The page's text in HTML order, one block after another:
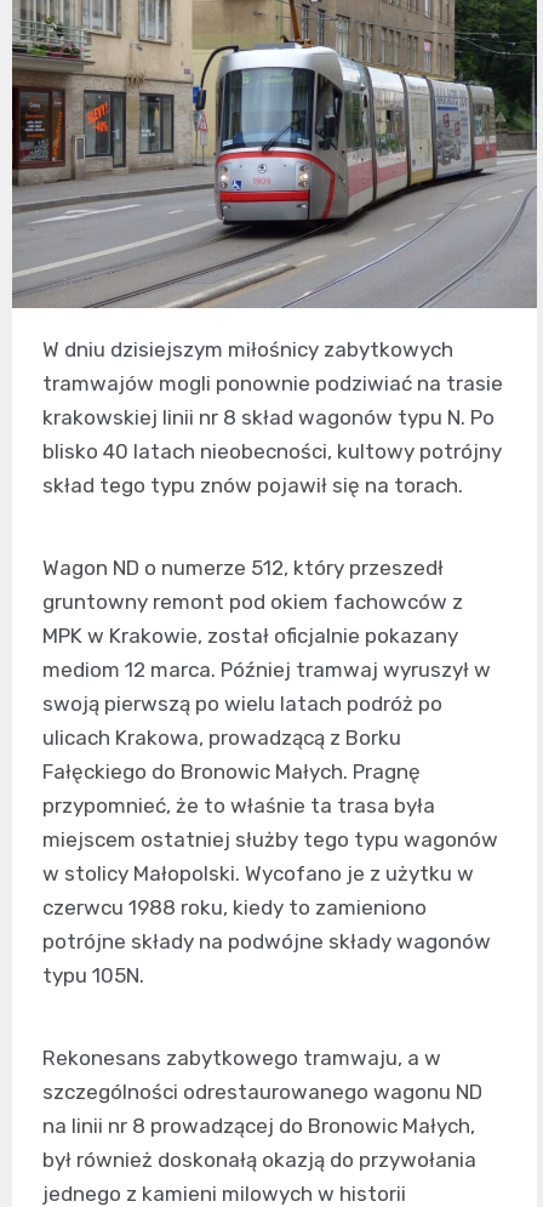
W dniu dzisiejszym miłośnicy zabytkowych
tramwajów mogli ponownie podziwiać na trasie
krakowskiej linii nr 8 skład wagonów typu N. Po
blisko 40 latach nieobecności, kultowy potrójny
skład tego typu znów pojawił się na torach.
Wagon ND o numerze 512, który przeszedł
gruntowny remont pod okiem fachowców z
MPK w Krakowie, został oficjalnie pokazany
mediom 12 marca. Później tramwaj wyruszył w
swoją pierwszą po wielu latach podróż po
ulicach Krakowa, prowadzącą z Borku
Fałęckiego do Bronowic Małych. Pragnę
przypomnieć, że to właśnie ta trasa była
miejscem ostatniej służby tego typu wagonów
w stolicy Małopolski. Wycofano je z użytku w
czerwcu 1988 roku, kiedy to zamieniono
potrójne składy na podwójne składy wagonów
typu 105N.
Rekonesans zabytkowego tramwaju, a w
szczególności odrestaurowanego wagonu ND
na linii nr 8 prowadzącej do Bronowic Małych,
był również doskonałą okazją do przywołania
jednego z kamieni milowych w historii